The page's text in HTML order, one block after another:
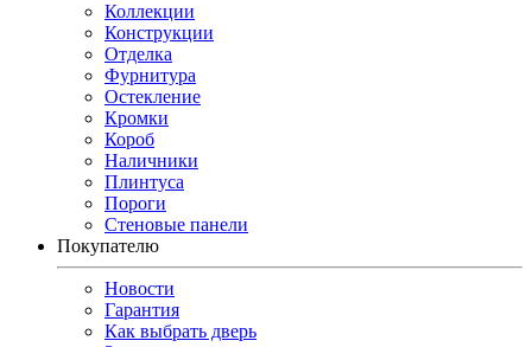
Коллекции
Конструкции
Отделка
Фурнитура
Остекление
Кромки
Короб
Наличники
Плинтуса
Пороги
Стеновые панели
Покупателю
Новости
Гарантия
Как выбрать дверь